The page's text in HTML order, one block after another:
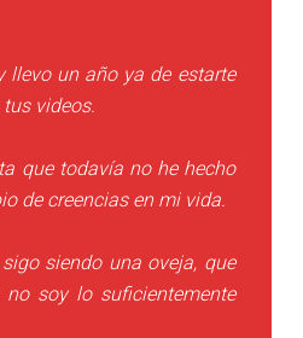
llevo un año ya de estarte
videos.
que todavía no he hecho
de creencias en mi vida.
siendo una oveja, que
soy lo suficientemente